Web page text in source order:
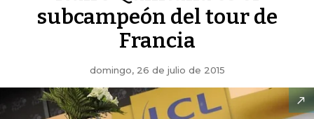
subcampeón del tour de
Francia
domingo, 26 de julio de 2015